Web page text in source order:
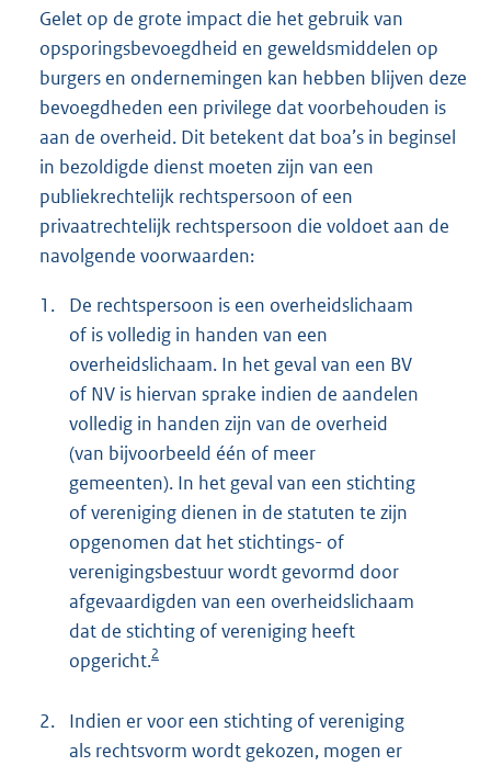
Gelet op de grote impact die het gebruik van
opsporingsbevoegdheid en geweldsmiddelen op
burgers en ondernemingen kan hebben blijven deze
bevoegdheden een privilege dat voorbehouden is
aan de overheid. Dit betekent dat boa’s in beginsel
in bezoldigde dienst moeten zijn van een
publiekrechtelijk rechtspersoon of een
privaatrechtelijk rechtspersoon die voldoet aan de
navolgende voorwaarden:
1.
De rechtspersoon is een overheidslichaam
of is volledig in handen van een
overheidslichaam. In het geval van een BV
of NV is hiervan sprake indien de aandelen
volledig in handen zijn van de overheid
(van bijvoorbeeld één of meer
gemeenten). In het geval van een stichting
of vereniging dienen in de statuten te zijn
opgenomen dat het stichtings- of
verenigingsbestuur wordt gevormd door
afgevaardigden van een overheidslichaam
dat de stichting of vereniging heeft
opgericht.2
2.
Indien er voor een stichting of vereniging
als rechtsvorm wordt gekozen, mogen er